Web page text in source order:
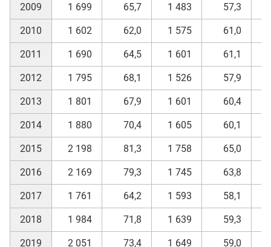
2009 1 699 65,7 1 483 57,3
2010 1 602 62,0 1 575 61,0
2011 1 690 64,5 1 601 61,1
2012 1 795 68,1 1 526 57,9
2013 1 801 67,9 1 601 60,4
2014 1 880 70,4 1 605 60,1
2015 2 198 81,3 1 758 65,0
2016 2 169 79,3 1 745 63,8
2017 1 761 64,2 1 593 58,1
2018 1 984 71,8 1 639 59,3
2019 2 051 73,4 1 649 59,0